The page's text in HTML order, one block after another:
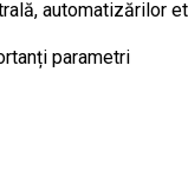
automatizărilor
parametri